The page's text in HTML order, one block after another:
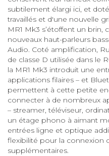
subtilement élargi ici, et
travaillés et d'une nouvelle
MR1 Mk3 s’étoffent un brin,
nouveaux haut-parleurs
Audio. Coté amplification,
de classe D utilisée dans le
la MR1 Mk3 introduit une
applications filaires – et
permettent à cette petite
connecter à de nombreux
– streamer, téléviseur,
un étage phono à aimant
entrées ligne et optique
flexibilité pour la connexion
supplémentaires.